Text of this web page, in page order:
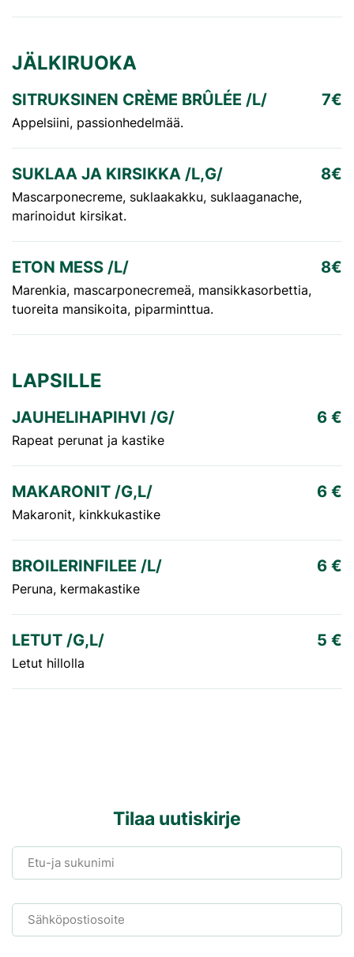
JÄLKIRUOKA
SITRUKSINEN CRÈME BRÛLÉE /L/ 7€
Appelsiini, passionhedelmää.
SUKLAA JA KIRSIKKA /L,G/ 8€
Mascarponecreme, suklaakakku, suklaaganache,
marinoidut kirsikat.
ETON MESS /L/ 8€
Marenkia, mascarponecremeä, mansikkasorbettia,
tuoreita mansikoita, piparminttua.
LAPSILLE
JAUHELIHAPIHVI /G/ 6 €
Rapeat perunat ja kastike
MAKARONIT /G,L/ 6 €
Makaronit, kinkkukastike
BROILERINFILEE /L/ 6 €
Peruna, kermakastike
LETUT /G,L/ 5 €
Letut hillolla
Tilaa uutiskirje
Etu-ja sukunimi
Sähköpostiosoite